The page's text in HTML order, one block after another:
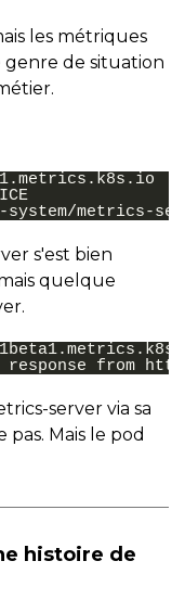
les métriques
genre de situation
system/metrics-
s'est bien
quelque
response from
server via sa
pas. Mais le pod
histoire de